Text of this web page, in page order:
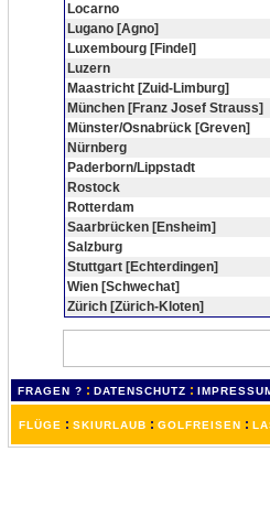
Locarno
Lugano [Agno]
Luxembourg [Findel]
Luzern
Maastricht [Zuid-Limburg]
München [Franz Josef Strauss]
Münster/Osnabrück [Greven]
Nürnberg
Paderborn/Lippstadt
Rostock
Rotterdam
Saarbrücken [Ensheim]
Salzburg
Stuttgart [Echterdingen]
Wien [Schwechat]
Zürich [Zürich-Kloten]
FRAGEN ? : DATENSCHUTZ :
FLÜGE : SKIURLAUB : GOLFREISEN :